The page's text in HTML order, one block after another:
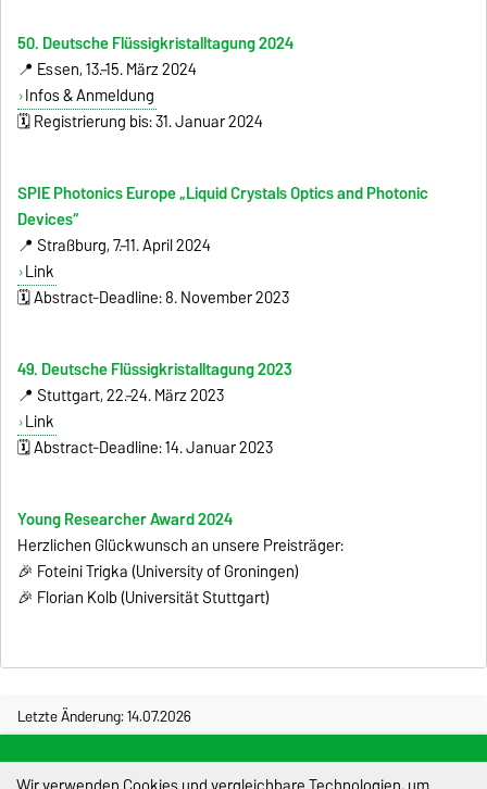
50. Deutsche Flüssigkristalltagung 2024
📍 Essen, 13.–15. März 2024
Infos & Anmeldung
🗓 Registrierung bis: 31. Januar 2024
SPIE Photonics Europe „Liquid Crystals Optics and Photonic
Devices“
📍 Straßburg, 7.–11. April 2024
Link
🗓 Abstract-Deadline: 8. November 2023
49. Deutsche Flüssigkristalltagung 2023
📍 Stuttgart, 22.–24. März 2023
Link
🗓 Abstract-Deadline: 14. Januar 2023
Young Researcher Award 2024
Herzlichen Glückwunsch an unsere Preisträger:
🎉 Foteini Trigka (University of Groningen)
🎉 Florian Kolb (Universität Stuttgart)
Letzte Änderung: 14.07.2026
Ansprechpartner:
Webmaster